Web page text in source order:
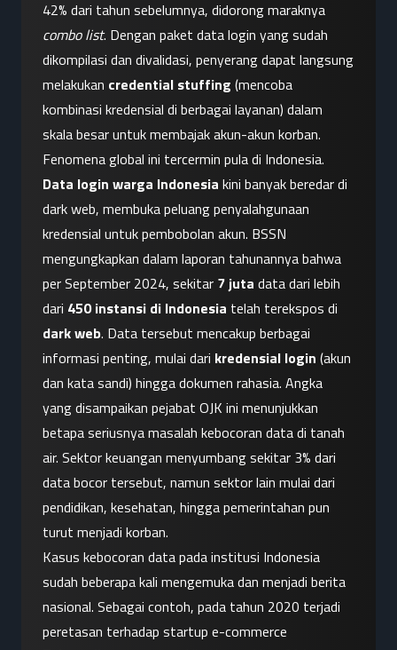
combo list. Dengan paket data login yang sudah
dikompilasi dan divalidasi, penyerang dapat langsung
melakukan credential stuffing (mencoba
kombinasi kredensial di berbagai layanan) dalam
skala besar untuk membajak akun-akun korban.
Data login warga Indonesia kini banyak beredar di
dark web, membuka peluang penyalahgunaan
kredensial untuk pembobolan akun. BSSN
mengungkapkan dalam laporan tahunannya bahwa
per September 2024, sekitar 7 juta data dari lebih
dari 450 instansi di Indonesia
dark web. Data tersebut mencakup berbagai
informasi penting, mulai dari kredensial login (akun
dan kata sandi) hingga dokumen rahasia. Angka
yang disampaikan pejabat OJK ini menunjukkan
betapa seriusnya masalah kebocoran data di tanah
air. Sektor keuangan menyumbang sekitar 3% dari
data bocor tersebut, namun sektor lain mulai dari
pendidikan, kesehatan, hingga pemerintahan pun
turut menjadi korban.
Kasus kebocoran data pada institusi Indonesia
sudah beberapa kali mengemuka dan menjadi berita
nasional. Sebagai contoh, pada tahun 2020 terjadi